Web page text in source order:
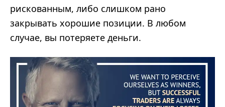
рискованным, либо слишком рано
закрывать хорошие позиции. В любом
случае, вы потеряете деньги.